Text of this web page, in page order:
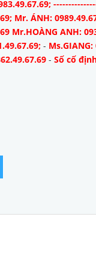
Mr. ÁNH:
Mr.HOÀNG ANH:
-
-Số cố